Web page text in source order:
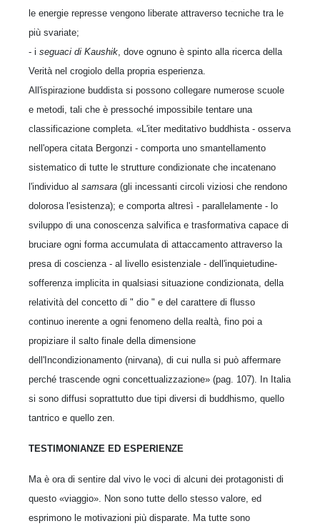
le energie represse vengono liberate attraverso tecniche tra le
più svariate;
- i seguaci di Kaushik, dove ognuno è spinto alla ricerca della
Verità nel crogiolo della propria esperienza.
All'ispirazione buddista si possono collegare numerose scuole
e metodi, tali che è pressoché impossibile tentare una
classificazione completa. «L'iter meditativo buddhista - osserva
nell'opera citata Bergonzi - comporta uno smantellamento
sistematico di tutte le strutture condizionate che incatenano
l'individuo al samsara (gli incessanti circoli viziosi che rendono
dolorosa l'esistenza); e comporta altresì - parallelamente - lo
sviluppo di una conoscenza salvifica e trasformativa capace di
bruciare ogni forma accumulata di attaccamento attraverso la
presa di coscienza - al livello esistenziale - dell'inquietudine-
sofferenza implicita in qualsiasi situazione condizionata, della
relatività del concetto di " dio " e del carattere di flusso
continuo inerente a ogni fenomeno della realtà, fino poi a
propiziare il salto finale della dimensione
dell'Incondizionamento (nirvana), di cui nulla si può affermare
perché trascende ogni concettualizzazione» (pag. 107). In Italia
si sono diffusi soprattutto due tipi diversi di buddhismo, quello
tantrico e quello zen.
TESTIMONIANZE ED ESPERIENZE
Ma è ora di sentire dal vivo le voci di alcuni dei protagonisti di
questo «viaggio». Non sono tutte dello stesso valore, ed
esprimono le motivazioni più disparate. Ma tutte sono